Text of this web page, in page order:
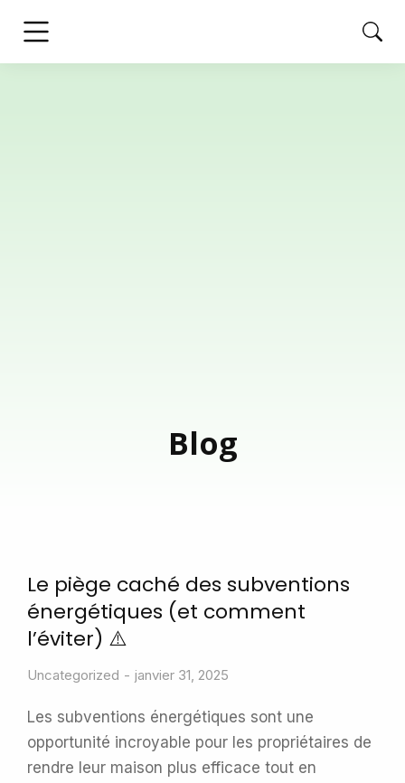
Blog
Le piège caché des subventions
énergétiques (et comment
l’éviter) ⚠️
Uncategorized janvier 31, 2025
Les subventions énergétiques sont une
opportunité incroyable pour les propriétaires de
rendre leur maison plus efficace tout en